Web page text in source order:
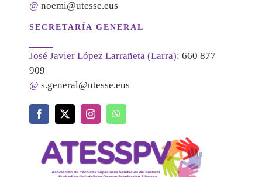
@ noemi@utesse.eus
SECRETARÍA GENERAL
José Javier López Larrañeta (Larra): 660 877
909
@ s.general@utesse.eus